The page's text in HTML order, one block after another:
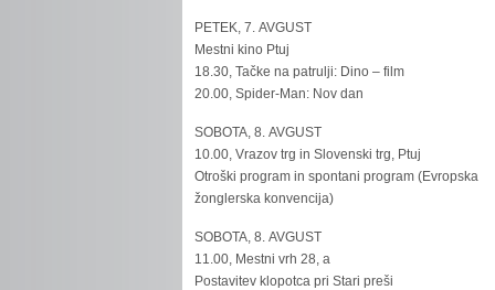
PETEK, 7. AVGUST
Mestni kino Ptuj
18.30, Tačke na patrulji: Dino – film
20.00, Spider-Man: Nov dan
SOBOTA, 8. AVGUST
10.00, Vrazov trg in Slovenski trg, Ptuj
Otroški program in spontani program (Evropska
žonglerska konvencija)
SOBOTA, 8. AVGUST
11.00, Mestni vrh 28, a
Postavitev klopotca pri Stari preši